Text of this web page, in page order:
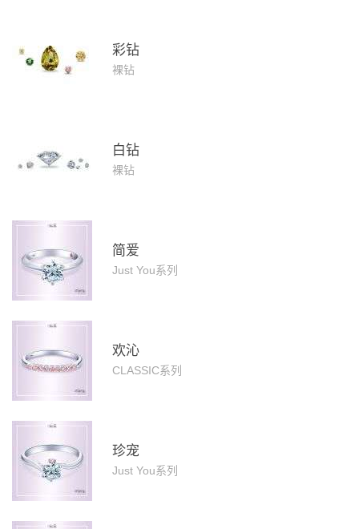
彩钻
裸钻
白钻
裸钻
简爱
Just You系列
欢沁
CLASSIC系列
珍宠
Just You系列